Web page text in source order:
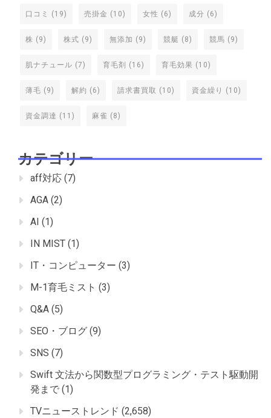
口コミ (19) 売掛金 (10) 女性 (6) 成分 (6)
株 (9) 株式 (9) 無添加 (9) 競艇 (8) 競馬 (9)
肌ナチュール (7) 育毛剤 (16) 育毛効果 (10)
薄毛 (9) 解約 (6) 請求書買取 (10) 資金繰り (10)
資金調達 (11) 麻雀 (8)
カテゴリー
aff対応 (7)
AGA (2)
AI (1)
IN MIST (1)
IT・コンピューター (3)
M-1育毛ミスト (3)
Q&A (5)
SEO・ブログ (9)
SNS (7)
Swift 文法から関数型プログラミング・テスト駆動開
発まで (1)
TVニューストレンド (2,658)